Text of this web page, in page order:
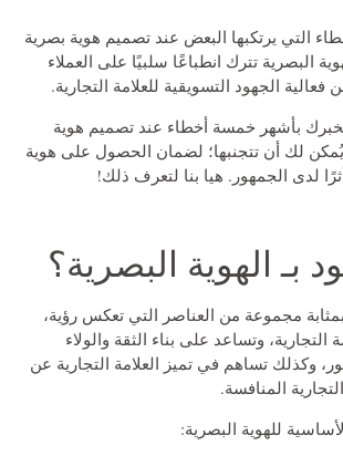
التي يرتكبها البعض عند تصميم هوية بصرية
البصرية تترك انطباعًا سلبيًا على العملاء
فعالية الجهود التسويقية للعلامة التجارية.
بأشهر خمسة أخطاء عند تصميم هوية
لك أن تتجنبها؛ لضمان الحصول على هوية
لدى الجمهور. هيا بنا لتعرف ذلك!
بـ الهوية البصرية؟
مجموعة من العناصر التي تعكس رؤية،
التجارية، وتساعد على بناء الثقة والولاء
وكذلك تساهم في تميز العلامة التجارية عن
المنافسة.
للهوية البصرية: